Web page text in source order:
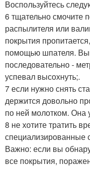
Воспользуйтесь
6 тщательно смочите
распылителя или
покрытия
помощью шпателя.
последовательно -
успевал высохнуть;.
7 если нужно снять
держится довольно
по ней молотком. Она
8 не хотите тратить
специализированные
Важно: если вы
все покрытия,